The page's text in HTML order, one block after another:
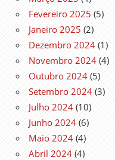
Fevereiro 2025 (5)
Janeiro 2025 (2)
Dezembro 2024 (1)
Novembro 2024 (4)
Outubro 2024 (5)
Setembro 2024 (3)
Julho 2024 (10)
Junho 2024 (6)
Maio 2024 (4)
Abril 2024 (4)